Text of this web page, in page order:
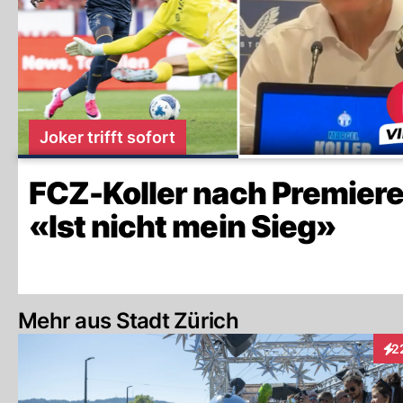
Joker trifft sofort
FCZ-Koller nach
«Ist nicht mein Sieg»
Mehr aus Stadt Zürich